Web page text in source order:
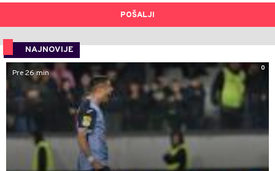
POŠALJI
NAJNOVIJE
0
Pre 26 min